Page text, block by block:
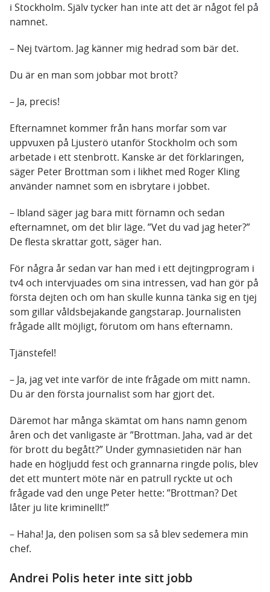
i Stockholm. Själv tycker han inte att det är något fel på
namnet.
– Nej tvärtom. Jag känner mig hedrad som bär det.
Du är en man som jobbar mot brott?
– Ja, precis!
Efternamnet kommer från hans morfar som var
uppvuxen på Ljusterö utanför Stockholm och som
arbetade i ett stenbrott. Kanske är det förklaringen,
säger Peter Brottman som i likhet med Roger Kling
använder namnet som en isbrytare i jobbet.
– Ibland säger jag bara mitt förnamn och sedan
efternamnet, om det blir läge. ”Vet du vad jag heter?”
De flesta skrattar gott, säger han.
För några år sedan var han med i ett dejtingprogram i
tv4 och intervjuades om sina intressen, vad han gör på
första dejten och om han skulle kunna tänka sig en tjej
som gillar våldsbejakande gangstarap. Journalisten
frågade allt möjligt, förutom om hans efternamn.
Tjänstefel!
– Ja, jag vet inte varför de inte frågade om mitt namn.
Du är den första journalist som har gjort det.
Däremot har många skämtat om hans namn genom
åren och det vanligaste är ”Brottman. Jaha, vad är det
för brott du begått?” Under gymnasietiden när han
hade en högljudd fest och grannarna ringde polis, blev
det ett muntert möte när en patrull ryckte ut och
frågade vad den unge Peter hette: ”Brottman? Det
låter ju lite kriminellt!”
– Haha! Ja, den polisen som sa så blev sedemera min
chef.
Andrei Polis heter inte sitt jobb